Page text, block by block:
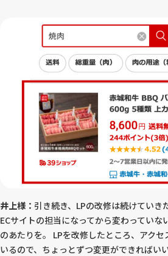
井上様： 引き続き、LPの改修は続けていき
ECサイトの担当になってから変わっていな
のあたりを。 LPを改修したところ、アク
いるので、ちょっとずつ変更ができればい